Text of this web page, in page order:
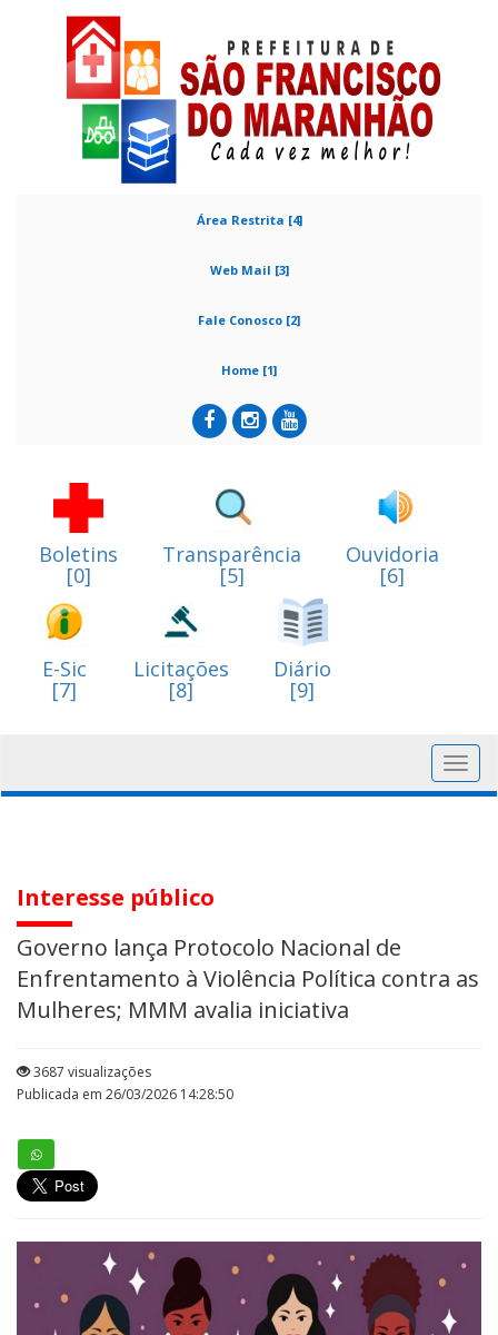
Área Restrita [4]
Web Mail [3]
Fale Conosco [2]
Home [1]
Boletins
[0]
Transparência
[5]
Ouvidoria
[6]
E-Sic
[7]
Licitações
[8]
Diário
[9]
Interesse público
Governo lança Protocolo Nacional de
Enfrentamento à Violência Política contra as
Mulheres; MMM avalia iniciativa
3687 visualizações
Publicada em 26/03/2026 14:28:50